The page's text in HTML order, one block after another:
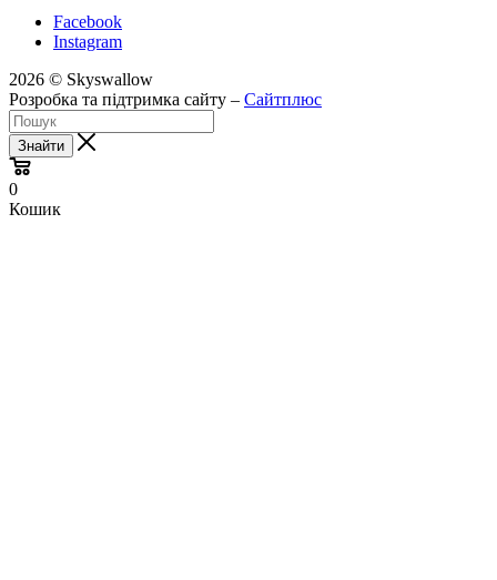
Facebook
Instagram
2026 © Skyswallow
Розробка та підтримка сайту – Сайтплюс
Знайти
0
Кошик